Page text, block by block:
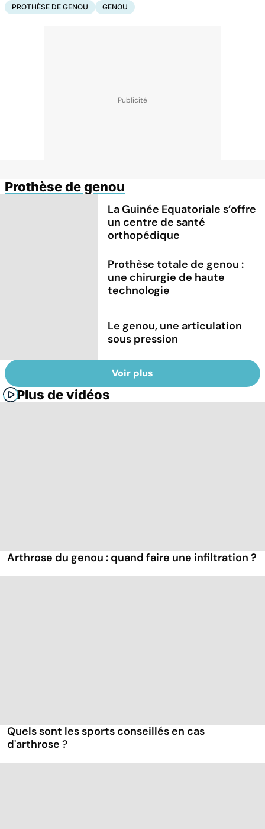
PROTHÈSE DE GENOU GENOU
Prothèse de genou
La Guinée Equatoriale s’offre
un centre de santé
orthopédique
Prothèse totale de genou :
une chirurgie de haute
technologie
Le genou, une articulation
sous pression
Voir plus
Plus de vidéos
Arthrose du genou : quand faire une infiltration ?
Quels sont les sports conseillés en cas
d'arthrose ?